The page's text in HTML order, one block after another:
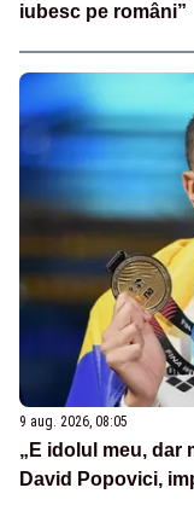
iubesc pe români”
9 aug. 2026, 08:05
„E idolul meu, dar
David Popovici,